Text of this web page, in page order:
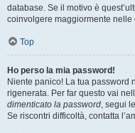
database. Se il motivo è
coinvolgere maggiormente nelle
Top
Ho perso la mia password!
Niente panico! La tua password
rigenerata. Per far questo vai
dimenticato la password, segui
Se riscontri difficoltà, contatta